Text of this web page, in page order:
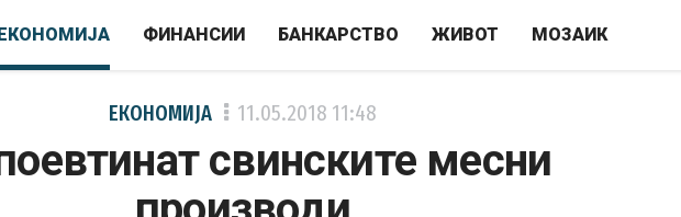
ФИНАНСИИ БАНКАРСТВО ЖИВОТ МОЗАИК
ЕКОНОМИЈА 11.05.2018 11:48
свинските месни